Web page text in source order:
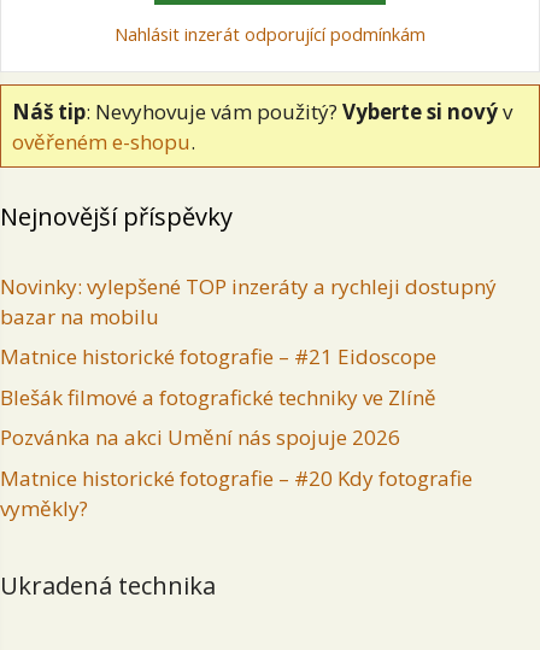
Nahlásit inzerát odporující podmínkám
Náš tip: Nevyhovuje vám použitý? Vyberte si novýv
ověřeném e-shopu.
Nejnovější příspěvky
Novinky: vylepšené TOP inzeráty a rychleji dostupný
bazar na mobilu
Matnice historické fotografie – #21 Eidoscope
Blešák filmové a fotografické techniky ve Zlíně
Pozvánka na akci Umění nás spojuje 2026
Matnice historické fotografie – #20 Kdy fotografie
vyměkly?
Ukradená technika